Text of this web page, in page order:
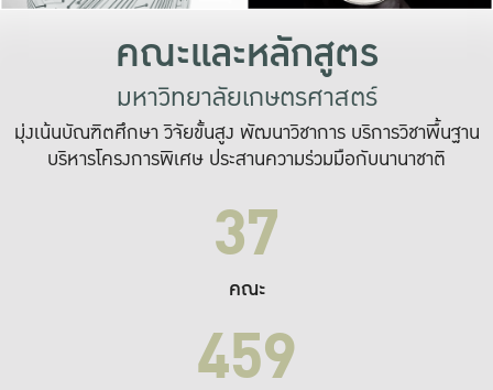
คณะและหลักสูตร
มหาวิทยาลัยเกษตรศาสตร์
มุ่งเน้นบัณฑิตศึกษา วิจัยขั้นสูง พัฒนาวิชาการ บริการวิชาพื้นฐาน
บริหารโครงการพิเศษ ประสานความร่วมมือกับนานาชาติ
37
คณะ
459